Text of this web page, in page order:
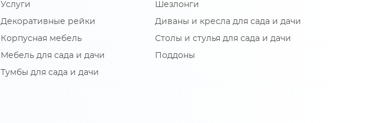
Услуги
Декоративные рейки
Корпусная мебель
Мебель для сада и дачи
Тумбы для сада и дачи
Шезлонги
Диваны и кресла для сада и дачи
Столы и стулья для сада и дачи
Поддоны